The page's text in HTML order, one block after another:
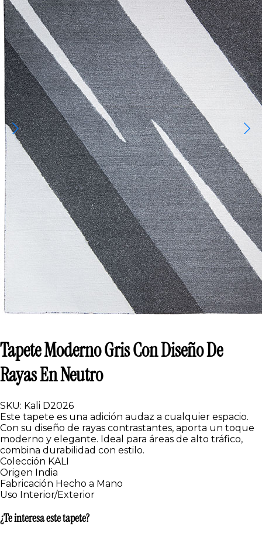
Tapete Moderno Gris Con Diseño De
Rayas En Neutro
SKU: Kali D2026
Este tapete es una adición audaz a cualquier espacio.
Con su diseño de rayas contrastantes, aporta un toque
moderno y elegante. Ideal para áreas de alto tráfico,
combina durabilidad con estilo.
Colección KALI
Origen India
Fabricación Hecho a Mano
Uso Interior/Exterior
¿Te interesa este tapete?